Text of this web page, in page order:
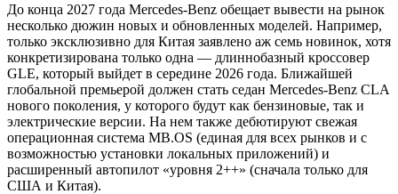
До конца 2027 года Mercedes-Benz обещает вывести на рынок
несколько дюжин новых и обновленных моделей. Например,
только эксклюзивно для Китая заявлено аж семь новинок, хотя
конкретизирована только одна — длиннобазный кроссовер
GLE, который выйдет в середине 2026 года. Ближайшей
глобальной премьерой должен стать седан Mercedes-Benz CLA
нового поколения, у которого будут как бензиновые, так и
электрические версии. На нем также дебютируют свежая
операционная система MB.OS (единая для всех рынков и с
возможностью установки локальных приложений) и
расширенный автопилот «уровня 2++» (сначала только для
США и Китая).